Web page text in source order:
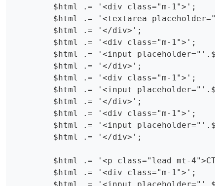
        $html .= '<div class="m-1">';
$html .= '<textarea
        $html .= '</div>';
        $html .= '<div class="m-1">';
$html .= '<input
        $html .= '</div>';
        $html .= '<div class="m-1">';
$html .= '<input
        $html .= '</div>';
        $html .= '<div class="m-1">';
$html .= '<input
        $html .= '</div>';
$html .= '<p class="lead mt-
        $html .= '<div class="m-1">';